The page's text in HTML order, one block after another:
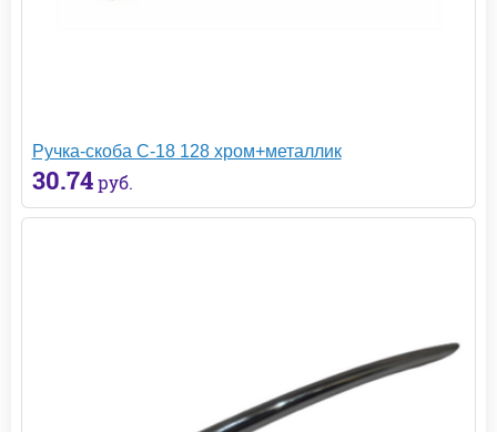
Ручка-скоба С-18 128 хром+металлик
30.74 руб.